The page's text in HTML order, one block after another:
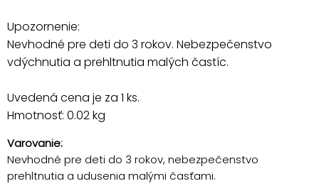
Upozornenie:
Nevhodné pre deti do 3 rokov. Nebezpečenstvo
vdýchnutia a prehltnutia malých častíc.
Uvedená cena je za 1 ks.
Hmotnosť: 0.02 kg
Varovanie:
Nevhodné pre deti do 3 rokov, nebezpečenstvo
prehltnutia a udusenia malými časťami.